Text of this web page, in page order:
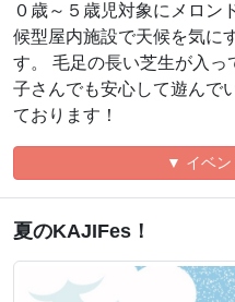
０歳～５歳児対象にメロン
候型屋内施設で天候を気に
す。 毛足の長い芝生が入
子さんでも安心して遊んで
ております！
▼ イベン
夏のKAJIFes！